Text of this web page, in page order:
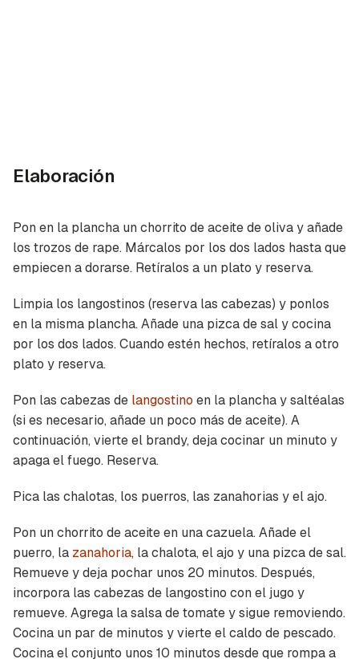
Elaboración
Pon en la plancha un chorrito de aceite de oliva y añade
los trozos de rape. Márcalos por los dos lados hasta que
empiecen a dorarse. Retíralos a un plato y reserva.
Limpia los langostinos (reserva las cabezas) y ponlos
en la misma plancha. Añade una pizca de sal y cocina
por los dos lados. Cuando estén hechos, retíralos a otro
plato y reserva.
Pon las cabezas de langostino en la plancha y saltéalas
(si es necesario, añade un poco más de aceite). A
continuación, vierte el brandy, deja cocinar un minuto y
apaga el fuego. Reserva.
Pica las chalotas, los puerros, las zanahorias y el ajo.
Pon un chorrito de aceite en una cazuela. Añade el
puerro, la zanahoria, la chalota, el ajo y una pizca de sal.
Remueve y deja pochar unos 20 minutos. Después,
incorpora las cabezas de langostino con el jugo y
remueve. Agrega la salsa de tomate y sigue removiendo.
Cocina un par de minutos y vierte el caldo de pescado.
Cocina el conjunto unos 10 minutos desde que rompa a